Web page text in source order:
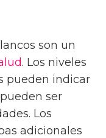
son un
. Los niveles
pueden indicar
ser
Los
adicionales